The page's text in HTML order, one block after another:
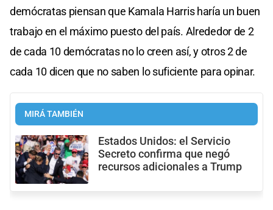
demócratas piensan que Kamala Harris haría un buen
trabajo en el máximo puesto del país. Alrededor de 2
de cada 10 demócratas no lo creen así, y otros 2 de
cada 10 dicen que no saben lo suficiente para opinar.
MIRÁ TAMBIÉN
Estados Unidos: el Servicio
Secreto confirma que negó
recursos adicionales a Trump